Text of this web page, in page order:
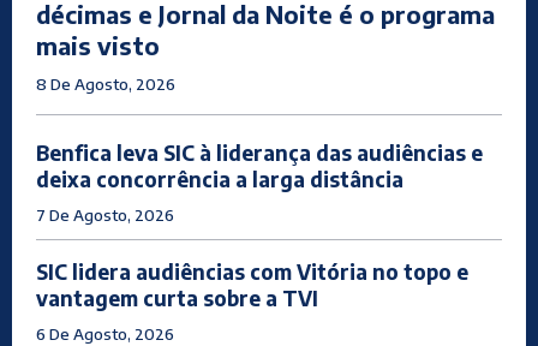
décimas e Jornal da Noite é o programa
mais visto
8 De Agosto, 2026
Benfica leva SIC à liderança das audiências e
deixa concorrência a larga distância
7 De Agosto, 2026
SIC lidera audiências com Vitória no topo e
vantagem curta sobre a TVI
6 De Agosto, 2026